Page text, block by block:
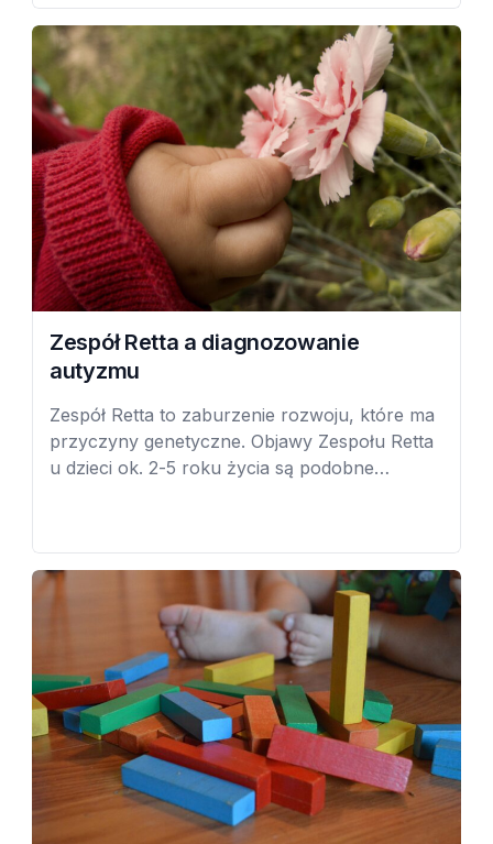
pojedyncza przyczyna nie istnieje.
Zespół Retta a diagnozowanie
autyzmu
Zespół Retta to zaburzenie rozwoju, które ma
przyczyny genetyczne. Objawy Zespołu Retta
u dzieci ok. 2-5 roku życia są podobne
Zespół Retta może być mylnie diagnozowany
jako autyzm. Przyczyny Zespół Retta ma
podłoże genetyczne, przyczyną wystąpienia
jest mutacja […]